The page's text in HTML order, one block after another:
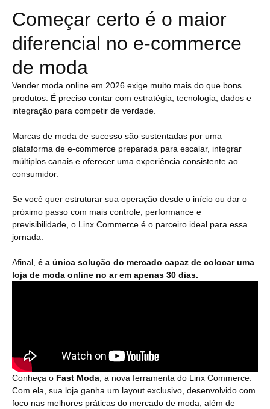
Começar certo é o maior
diferencial no e-commerce
de moda
Vender moda online em 2026 exige muito mais do que bons
produtos. É preciso contar com estratégia, tecnologia, dados e
integração para competir de verdade.
Marcas de moda de sucesso são sustentadas por uma
plataforma de e-commerce preparada para escalar, integrar
múltiplos canais e oferecer uma experiência consistente ao
consumidor.
Se você quer estruturar sua operação desde o início ou dar o
próximo passo com mais controle, performance e
previsibilidade, o Linx Commerce é o parceiro ideal para essa
jornada.
Afinal, é a única solução do mercado capaz de colocar uma
loja de moda online no ar em apenas 30 dias.
Conheça o Fast Moda, a nova ferramenta do Linx Commerce.
Com ela, sua loja ganha um layout exclusivo, desenvolvido com
foco nas melhores práticas do mercado de moda, além de